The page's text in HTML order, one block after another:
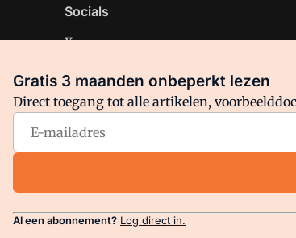
Socials
X
Facebook
Arbo is onderdeel van VMN media. Lees in
Gratis 3 maanden onbeperkt lezen
Direct toegang tot alle artikelen,
Al een abonnement? Log direct in.